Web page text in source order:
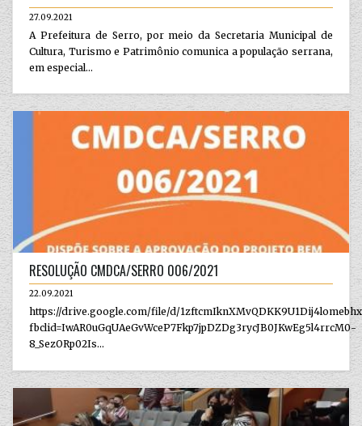
27.09.2021
A Prefeitura de Serro, por meio da Secretaria Municipal de
Cultura, Turismo e Patrimônio comunica a população serrana,
em especial...
RESOLUÇÃO CMDCA/SERRO 006/2021
22.09.2021
https://drive.google.com/file/d/
fbclid=IwAR0uGqUAeGvWceP7Fkp7jpDZDg3rycJB0JKwEg5l4rrcM0-
8_SezORp02Is...